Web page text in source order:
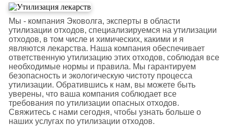
Мы - компания Эковолга, эксперты в области
утилизации отходов, специализируемся на утилизации
отходов, в том числе и химических, какими и я
являются лекарства. Наша компания обеспечивает
ответственную утилизацию этих отходов, соблюдая все
необходимые нормы и правила. Мы гарантируем
безопасность и экологическую чистоту процесса
утилизации. Обратившись к нам, вы можете быть
уверены, что ваша компания соблюдает все
требования по утилизации опасных отходов.
Свяжитесь с нами сегодня, чтобы узнать больше о
наших услугах по утилизации отходов.